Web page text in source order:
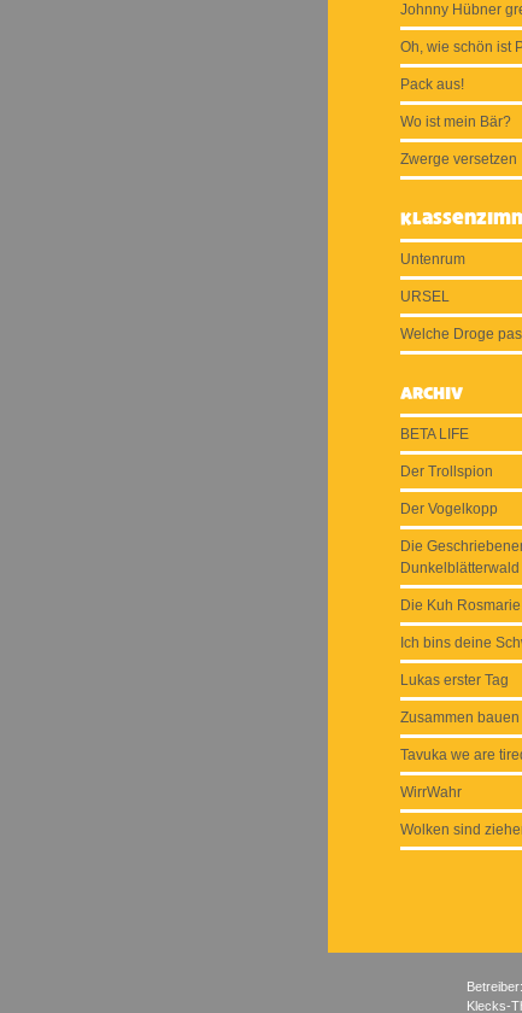
Johnny Hübner
Oh, wie schön ist
Pack aus!
Wo ist mein Bär?
Zwerge versetzen
Untenrum
URSEL
Welche Droge
Archiv
BETA LIFE
Der Trollspion
Der Vogelkopp
Die
Dunkelblätterwald
Die Kuh Rosmarie
Ich bins deine
Lukas erster Tag
Zusammen bauen
Tavuka we are
WirrWahr
Wolken sind
Betreiber:
Klecks-